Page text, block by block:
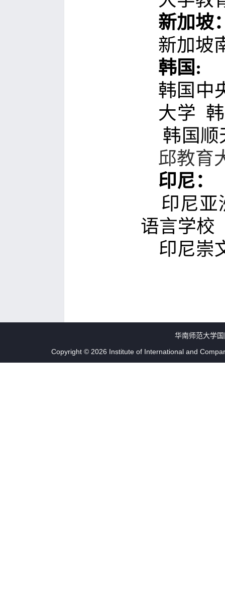
新加坡
新加坡
韩国 :
韩国中
大学
韩国
邱教育
印尼：
印尼亚
语言学校
印尼崇
华南师范大学
Copyright © 2026 Institute of International and